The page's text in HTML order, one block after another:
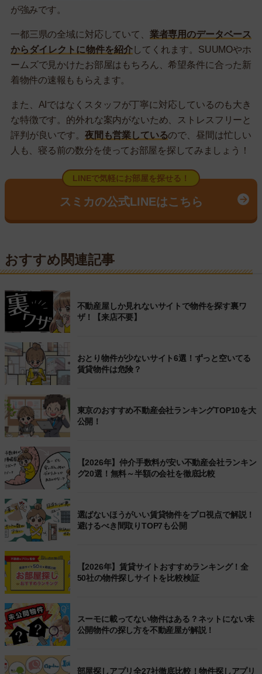
が強みです。
一都三県の全域に対応していて、 業者専用のデータベース
からダイレクトに物件を紹介してくれます。SUUMOやホ
ームズで見かけたお部屋はもちろん、希望条件に合った新
着物件の速報ももらえます。
また、AIではなくスタッフが丁寧に対応しているのも大き
な特徴です。的外れな案内がないため、ストレスフリーと
評判が良いです。 夜間も営業しているので、昼間は忙しい
人も、寝る前の数分を使ってお部屋を探してみましょう！
LINEで気軽にお部屋を探せる！
スミカの公式LINEはこちら
おすすめ関連記事
不動産屋しか見れないサイトで物件を探す裏ワ
ザ！【来店不要】
おとり物件が少ないサイト6選！ずっと空いてる
賃貸物件は危険？
東京のおすすめ不動産会社ランキングTOP10を大
公開！
【2026年】仲介手数料が安い不動産会社ランキン
グ20選！無料～半額の会社を徹底比較
選ばないほうがいい賃貸物件をプロ視点で解説！
避けるべき間取りTOP7も公開
【2026年】賃貸サイトおすすめランキング！全
50社の物件探しサイトを比較検証
スーモに載ってない物件はある？ネットにない未
公開物件の探し方を不動産屋が解説！
部屋探しアプリ全27社徹底比較！物件探しアプリ